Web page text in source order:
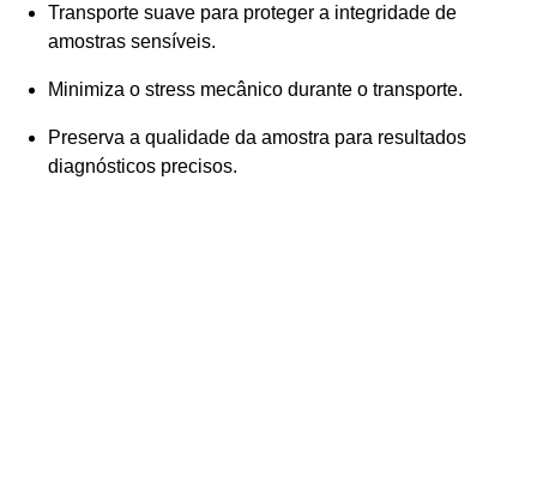
Transporte suave para proteger a integridade de
amostras sensíveis.
Minimiza o stress mecânico durante o transporte.
Preserva a qualidade da amostra para resultados
diagnósticos precisos.